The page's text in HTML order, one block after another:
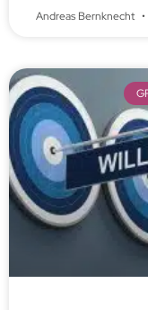
Andreas Bernknecht